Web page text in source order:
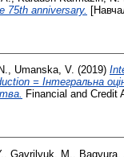
75th anniversary.
, Umanska, V. (2019)
= Інтегральна
Financial and Credit
, Gavrilyuk, M., Bagyura,